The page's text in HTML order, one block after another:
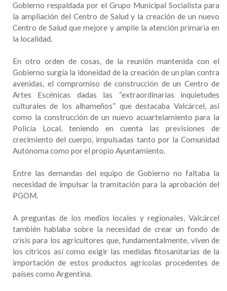
Gobierno respaldada por el Grupo Municipal Socialista para
la ampliación del Centro de Salud y la creación de un nuevo
Centro de Salud que mejore y amplíe la atención primaria en
la localidad.
En otro orden de cosas, de la reunión mantenida con el
Gobierno surgía la idoneidad de la creación de un plan contra
avenidas, el compromiso de construcción de un Centro de
Artes Escénicas dadas las “extraordinarias inquietudes
culturales de los alhameños” que destacaba Valcárcel, así
como la construcción de un nuevo acuartelamiento para la
Policía Local, teniendo en cuenta las previsiones de
crecimiento del cuerpo, impulsadas tanto por la Comunidad
Autónoma como por el propio Ayuntamiento.
Entre las demandas del equipo de Gobierno no faltaba la
necesidad de impulsar la tramitación para la aprobación del
PGOM.
A preguntas de los medios locales y regionales, Valcárcel
también hablaba sobre la necesidad de crear un fondo de
crisis para los agricultores que, fundamentalmente, viven de
los cítricos así como exigir las medidas fitosanitarias de la
importación de estos productos agrícolas procedentes de
países como Argentina.